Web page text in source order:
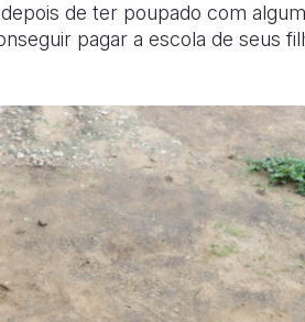
de ter poupado com
pagar a escola de seus